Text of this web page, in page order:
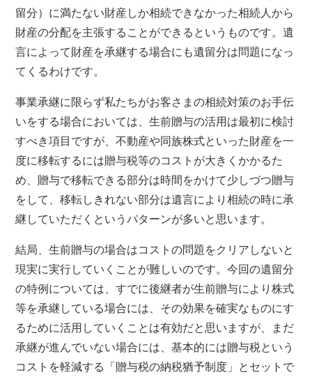
留分）に満たない財産しか相続できなかった相続人から
財産の分配を主張することができるというものです。遺
言によって財産を承継する場合にも遺留分は問題になっ
てくるわけです。
事業承継に限らず私たちがお客さまの相続対策のお手伝
いをする場合においては、生前贈与の活用は最初に検討
すべき項目ですが、不動産や同族株式といった財産を一
度に移転するには贈与税等のコストが大きくかかるた
め、贈与で移転できる部分は時間をかけて少しづつ贈与
をして、移転しきれない部分は遺言により相続の時に承
継していただくというパターンが多いと思います。
結局、生前贈与の場合はコストの問題をクリアしないと
現実に実行していくことが難しいのです。今回の遺留分
の特例については、すでに後継者が生前贈与により株式
等を承継している場合には、その効果を確実なものにす
るために活用していくことは有効だと思いますが、まだ
承継が進んでいない場合には、基本的には贈与税という
コストを軽減する「贈与税の納税猶予制度」とセットで